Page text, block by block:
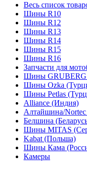
Весь список
Шины R10
Шины R12
Шины R13
Шины R14
Шины R15
Шины R16
Запчасти для
Шины
Шины Ozka
Шины Petlas
Alliance (Индия)
Алтайшина/Nortec
Белшина
Шины MITAS
Kabat (Польша)
Шины Кама
Камеры